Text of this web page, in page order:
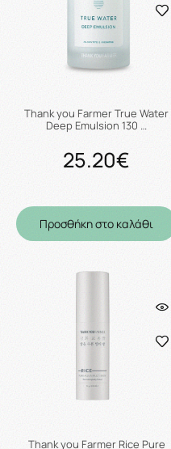
Thank you Farmer True Water
Deep Emulsion 130 …
25.20€
Προσθήκη στο καλάθι
Thank you Farmer Rice Pure